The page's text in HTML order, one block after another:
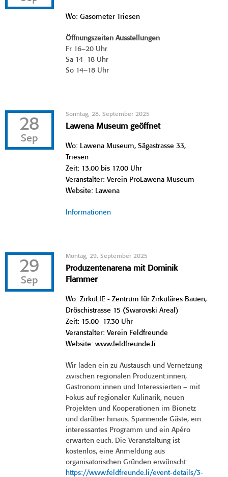
Wo: Gasometer Triesen
Öffnungszeiten Ausstellungen
Fr 16–20 Uhr
Sa 14–18 Uhr
So 14–18 Uhr
28
Sep
Sonntag, 28. September 2025
Lawena Museum geöffnet
Wo: Lawena Museum, Sägastrasse 33,
Triesen
Zeit: 13.00 bis 17.00 Uhr
Veranstalter: Verein ProLawena Museum
Website: Lawena
Informationen
29
Sep
Montag, 29. September 2025
Produzentenarena mit Dominik
Flammer
Wo: ZirkuLIE - Zentrum für Zirkuläres Bauen,
Dröschistrasse 15 (Swarovski Areal)
Zeit: 15.00–17.30 Uhr
Veranstalter: Verein Feldfreunde
Website: www.feldfreunde.li
Wir laden ein zu Austausch und Vernetzung
zwischen regionalen Produzent:innen,
Gastronom:innen und Interessierten – mit
Fokus auf regionaler Kulinarik, neuen
Projekten und Kooperationen im Bionetz
und darüber hinaus. Spannende Gäste, ein
interessantes Programm und ein Apéro
erwarten euch. Die Veranstaltung ist
kostenlos, eine Anmeldung aus
organisatorischen Gründen erwünscht:
https://www.feldfreunde.li/event-details/3-